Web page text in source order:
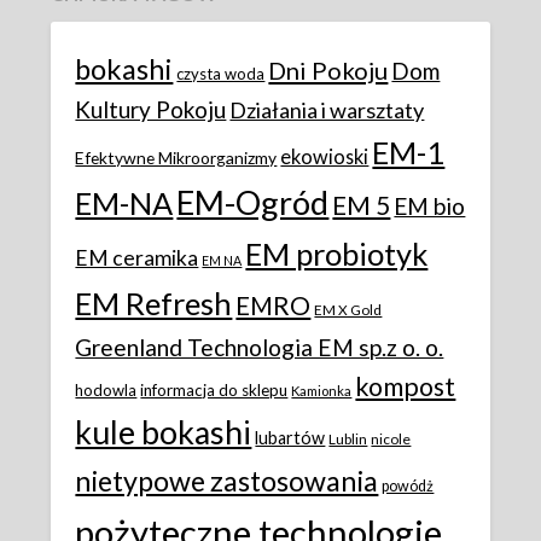
bokashi czysta woda Dni Pokoju Dom
Kultury Pokoju Działania i warsztaty
Efektywne Mikroorganizmy ekowioski EM-1
EM-NAEM-Ogród EM 5 EM bio
EM ceramika EM NA EM probiotyk
EM Refresh EMRO EM X Gold
Greenland Technologia EM sp.z o. o.
hodowla informacja do sklepu Kamionka kompost
kule bokashi lubartów Lublin nicole
nietypowe zastosowania powódż
pożyteczne technologie